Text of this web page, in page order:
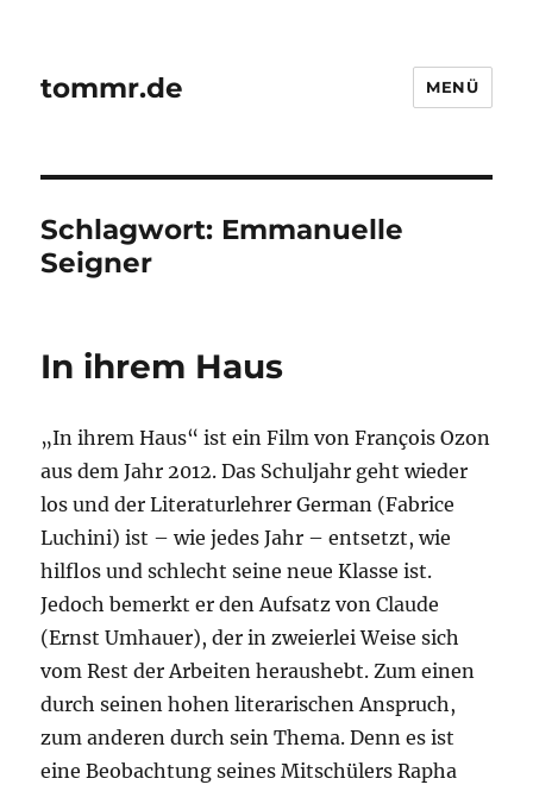
tommr.de MENÜ
Schlagwort: Emmanuelle
Seigner
In ihrem Haus
„In ihrem Haus“ ist ein Film von François Ozon
aus dem Jahr 2012. Das Schuljahr geht wieder
los und der Literaturlehrer German (Fabrice
Luchini) ist – wie jedes Jahr – entsetzt, wie
hilflos und schlecht seine neue Klasse ist.
Jedoch bemerkt er den Aufsatz von Claude
(Ernst Umhauer), der in zweierlei Weise sich
vom Rest der Arbeiten heraushebt. Zum einen
durch seinen hohen literarischen Anspruch,
zum anderen durch sein Thema. Denn es ist
eine Beobachtung seines Mitschülers Rapha